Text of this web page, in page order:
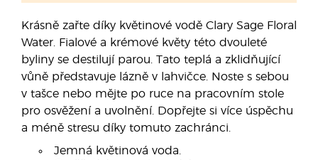
Krásně zařte díky květinové vodě Clary Sage Floral
Water. Fialové a krémové květy této dvouleté
byliny se destilují parou. Tato teplá a zklidňující
vůně představuje lázně v lahvičce. Noste s sebou
v tašce nebo mějte po ruce na pracovním stole
pro osvěžení a uvolnění. Dopřejte si více úspěchu
a méně stresu díky tomuto zachránci.
Jemná květinová voda.